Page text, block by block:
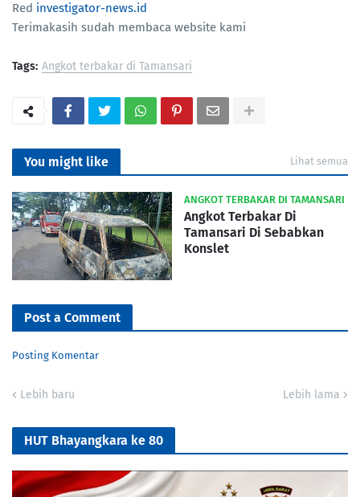
Red investigator-news.id
Terimakasih sudah membaca website kami
Tags: Angkot terbakar di Tamansari
You might like Lihat semua
ANGKOT TERBAKAR DI TAMANSARI
Angkot Terbakar Di
Tamansari Di Sebabkan
Konslet
Post a Comment
Posting Komentar
Lebih baru Lebih lama
HUT Bhayangkara ke 80